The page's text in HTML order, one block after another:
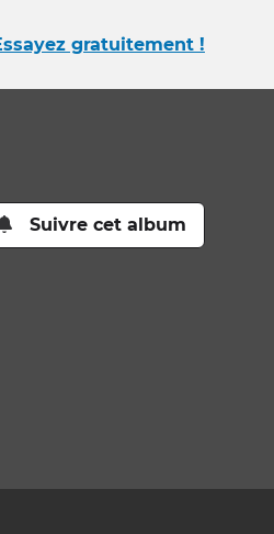
gratuitement !
Suivre cet album